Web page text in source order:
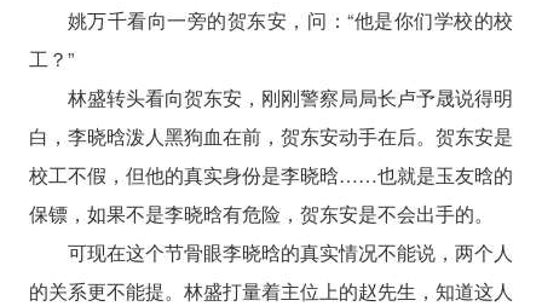
姚万千看向一旁的贺东安，问：“他是你们学校的校
工？”
林盛转头看向贺东安，刚刚警察局局长卢予晟说得明
白，李晓晗泼人黑狗血在前，贺东安动手在后。贺东安是
校工不假，但他的真实身份是李晓晗……也就是玉友晗的
保镖，如果不是李晓晗有危险，贺东安是不会出手的。
可现在这个节骨眼李晓晗的真实情况不能说，两个人
的关系更不能提。林盛打量着主位上的赵先生，知道这人